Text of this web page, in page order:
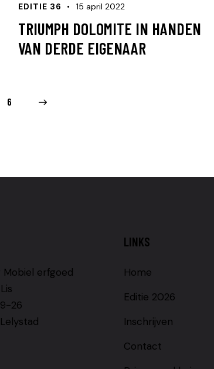
EDITIE 36 15 april 2022
TRIUMPH DOLOMITE IN HANDEN
VAN DERDE EIGENAAR
6
Mobiel erfgoed
26
LINKS
Home
Editie 2026
Inschrijven
Contact